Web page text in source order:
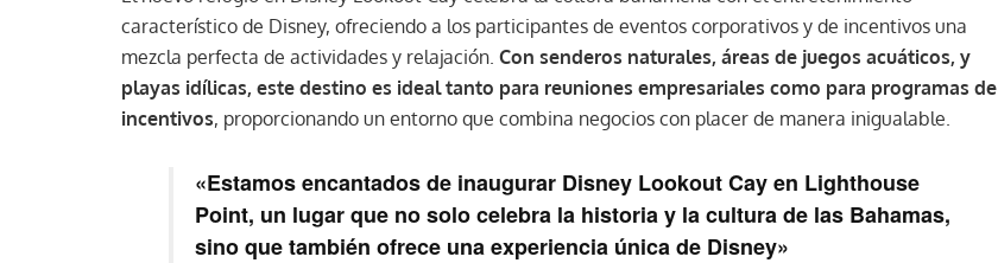
característico de Disney, ofreciendo a los participantes de eventos corporativos y de incentivos una
mezcla perfecta de actividades y relajación. Con senderos naturales, áreas de juegos acuáticos, y
playas idílicas, este destino es ideal tanto para reuniones empresariales como para programas de
incentivos, proporcionando un entorno que combina negocios con placer de manera inigualable.
«Estamos encantados de inaugurar Disney Lookout Cay en Lighthouse
Point, un lugar que no solo celebra la historia y la cultura de las Bahamas,
sino que también ofrece una experiencia única de Disney»